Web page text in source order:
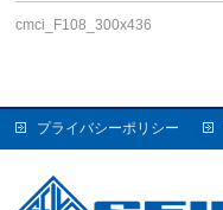
cmci_F108_300x436
プライバシーポリシー